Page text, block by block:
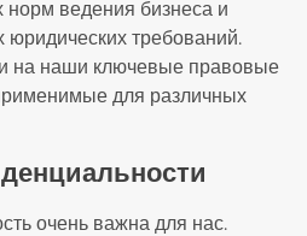
норм ведения бизнеса и
требований.
на наши ключевые правовые
для различных
очень важна для нас.